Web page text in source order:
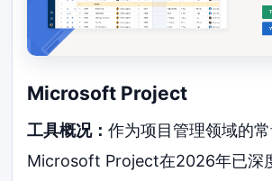
Microsoft Project
工具概况：作为项目管理领域的常
Microsoft Project在2026年已深